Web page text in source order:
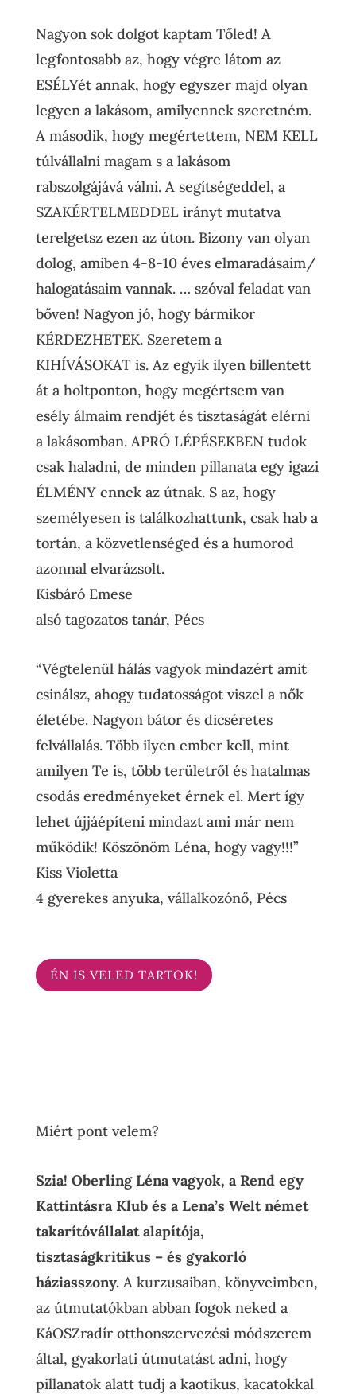
Nagyon sok dolgot kaptam Tőled! A
legfontosabb az, hogy végre látom az
ESÉLYét annak, hogy egyszer majd olyan
legyen a lakásom, amilyennek szeretném.
A második, hogy megértettem, NEM KELL
túlvállalni magam s a lakásom
rabszolgájává válni. A segítségeddel, a
SZAKÉRTELMEDDEL irányt mutatva
terelgetsz ezen az úton. Bizony van olyan
dolog, amiben 4-8-10 éves elmaradásaim/
halogatásaim vannak. … szóval feladat van
bőven! Nagyon jó, hogy bármikor
KÉRDEZHETEK. Szeretem a
KIHÍVÁSOKAT is. Az egyik ilyen billentett
át a holtponton, hogy megértsem van
esély álmaim rendjét és tisztaságát elérni
a lakásomban. APRÓ LÉPÉSEKBEN tudok
csak haladni, de minden pillanata egy igazi
ÉLMÉNY ennek az útnak. S az, hogy
személyesen is találkozhattunk, csak hab a
tortán, a közvetlenséged és a humorod
azonnal elvarázsolt.
Kisbáró Emese
alsó tagozatos tanár, Pécs
“Végtelenül hálás vagyok mindazért amit
csinálsz, ahogy tudatosságot viszel a nők
életébe. Nagyon bátor és dicséretes
felvállalás. Több ilyen ember kell, mint
amilyen Te is, több területről és hatalmas
csodás eredményeket érnek el. Mert így
lehet újjáépíteni mindazt ami már nem
működik! Köszönöm Léna, hogy vagy!!!”
Kiss Violetta
4 gyerekes anyuka, vállalkozónő, Pécs
ÉN IS VELED TARTOK!
Miért pont velem?
Szia! Oberling Léna vagyok, a Rend egy
Kattintásra Klub és a Lena’s Welt német
takarítóvállalat alapítója,
tisztaságkritikus – és gyakorló
háziasszony.A kurzusaiban, könyveimben,
az útmutatókban abban fogok neked a
KáOSZradír otthonszervezési módszerem
által, gyakorlati útmutatást adni, hogy
pillanatok alatt tudj a kaotikus, kacatokkal